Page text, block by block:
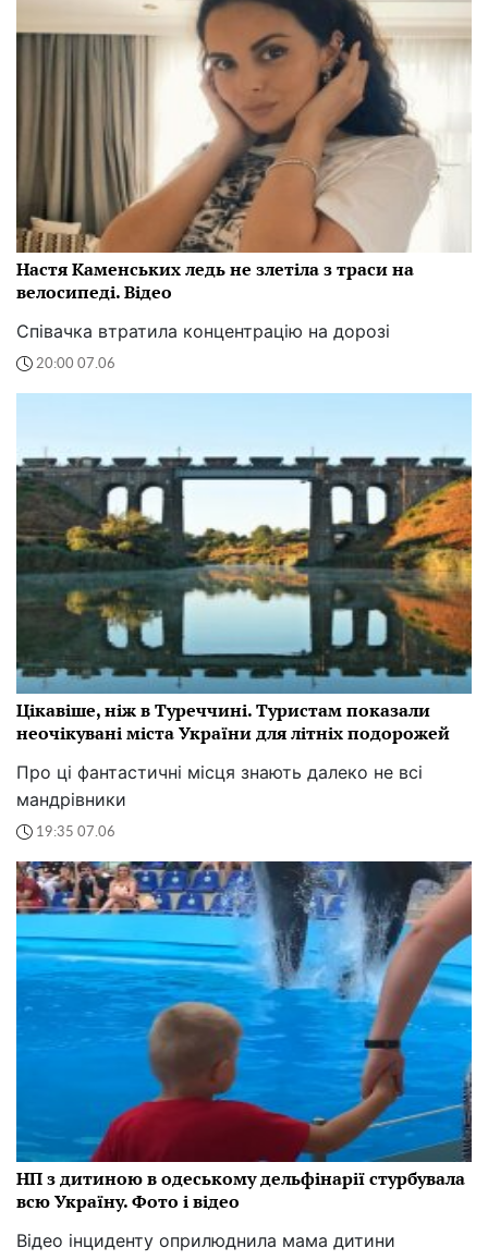
Настя Каменських ледь не злетіла з траси на
велосипеді. Відео
Співачка втратила концентрацію на дорозі
20:00 07.06
Цікавіше, ніж в Туреччині. Туристам показали
неочікувані міста України для літніх подорожей
Про ці фантастичні місця знають далеко не всі
мандрівники
19:35 07.06
НП з дитиною в одеському дельфінарії стурбувала
всю Україну. Фото і відео
Відео інциденту оприлюднила мама дитини